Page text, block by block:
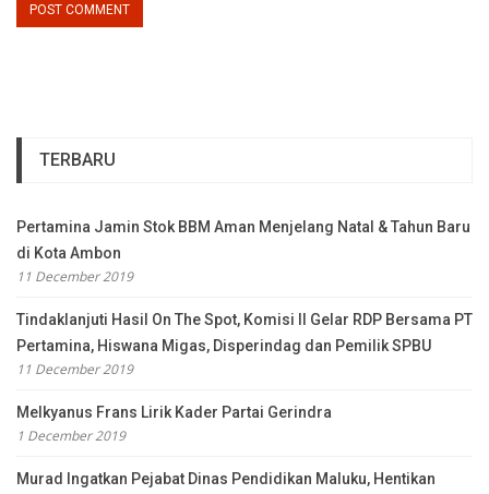
TERBARU
Pertamina Jamin Stok BBM Aman Menjelang Natal & Tahun Baru
di Kota Ambon
11 December 2019
Tindaklanjuti Hasil On The Spot, Komisi II Gelar RDP Bersama PT
Pertamina, Hiswana Migas, Disperindag dan Pemilik SPBU
11 December 2019
Melkyanus Frans Lirik Kader Partai Gerindra
1 December 2019
Murad Ingatkan Pejabat Dinas Pendidikan Maluku, Hentikan